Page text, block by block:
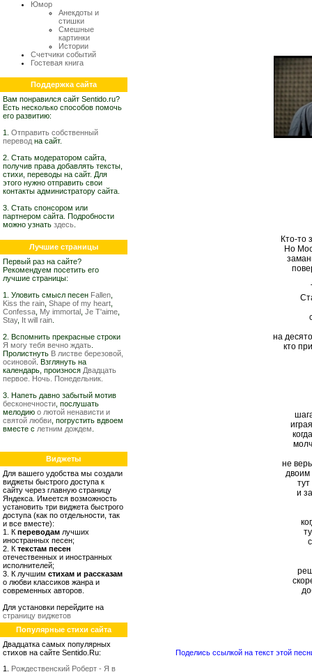
Юмор
Анекдоты и
стишки
Смешные
картинки
Истории
Счетчики событий
Гостевая книга
Поддержка сайта
Вам понравился сайт Sentido.ru?
Есть несколько способов помочь
его развитию:
1. Отправить собственный
перевод на сайт.
2. Стать модератором сайта,
получив права добавлять тексты,
стихи, переводы на сайт. Для
этого нужно отправить свои
контакты администратору сайта.
3. Стать спонсором или
партнером сайта. Подробности
можно узнать здесь
Лучшие страницы
Первый раз на сайте?
Рекомендуем посетить его
лучшие страницы:
1. Уловить смысл песен Fallen
Kiss the rain Shape of my heart
Confessa My immortal Je T'aime
Stay, It will rain
2. Вспомнить прекрасные строки
Я могу тебя вечно ждать
Пролистнуть В листве березовой,
осиновой . Взглянуть на
календарь, произнося Двадцать
первое. Ночь. Понедельник.
3. Напеть давно забытый мотив
бесконечности , послушать
мелодию о лютой ненависти и
святой любви , погрустить вдвоем
вместе с летним дождем
Виджеты
Для вашего удобства мы создали
виджеты быстрого доступа к
сайту через главную страницу
Яндекса. Имеется возможность
установить три виджета быстрого
доступа (как по отдельности, так
и все вместе):
1. К переводам лучших
иностранных песен;
2. К текстам песен
отечественных и иностранных
исполнителей;
3. К лучшим стихам и рассказам
о любви классиков жанра и
современных авторов.
Для установки перейдите на
страницу виджетов
Популярные стихи сайта
Двадцатка самых популярных
стихов на сайте Sentido.Ru:
1. Рождественский Роберт - Я в
Кто-то
Но
на
кто
не
двоим
и
Поделись ссылкой на текст этой